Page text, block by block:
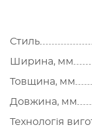
Стиль
Ширина, мм
Товщина, мм
Довжина, мм
Технологія